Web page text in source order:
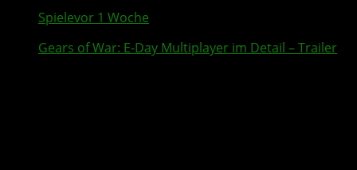
Spielevor 1 Woche
Gears of War: E-Day Multiplayer im Detail – Trailer